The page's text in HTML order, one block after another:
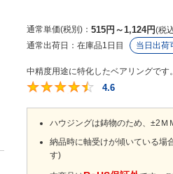
通常単価(税別) 515円 ～1,124円 税
通常出荷日： 在庫品1日目 当日出荷
中精度用途に特化したベアリングで
4.6
ハウジングは鋳物のため、±2Ｍ
納品時に軸受けが傾いている場合は、使用
す)